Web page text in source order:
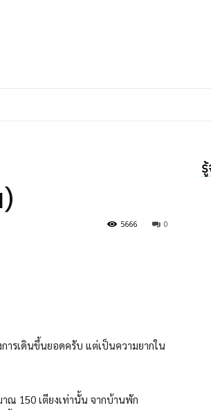
0
5666
ารเดินขึ้นยอดครับ แต่เป็นความยากใน
ณ 150 เตียงเท่านั้น จากบ้านพัก